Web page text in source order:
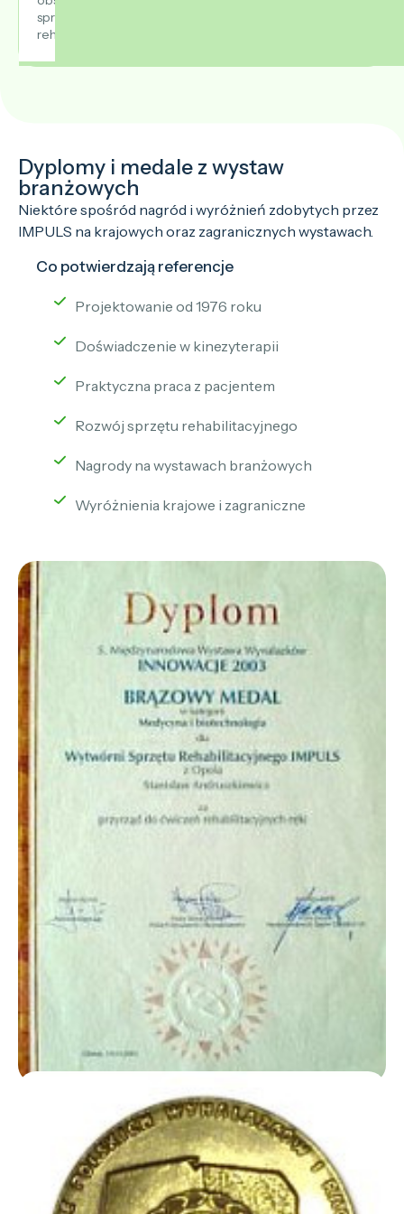
sprzętu
rehabilitacyjnego.
Dyplomy i medale z wystaw
branżowych
Niektóre spośród nagród i wyróżnień zdobytych przez
IMPULS na krajowych oraz zagranicznych wystawach.
Co potwierdzają referencje
Projektowanie od 1976 roku
Doświadczenie w kinezyterapii
Praktyczna praca z pacjentem
Rozwój sprzętu rehabilitacyjnego
Nagrody na wystawach branżowych
Wyróżnienia krajowe i zagraniczne